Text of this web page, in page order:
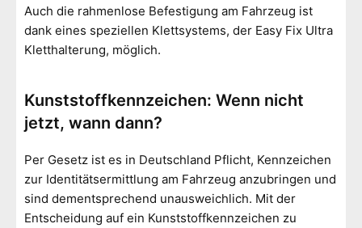
Auch die rahmenlose Befestigung am Fahrzeug ist
dank eines speziellen Klettsystems, der Easy Fix Ultra
Kletthalterung, möglich.
Kunststoffkennzeichen: Wenn nicht
jetzt, wann dann?
Per Gesetz ist es in Deutschland Pflicht, Kennzeichen
zur Identitätsermittlung am Fahrzeug anzubringen und
sind dementsprechend unausweichlich. Mit der
Entscheidung auf ein Kunststoffkennzeichen zu